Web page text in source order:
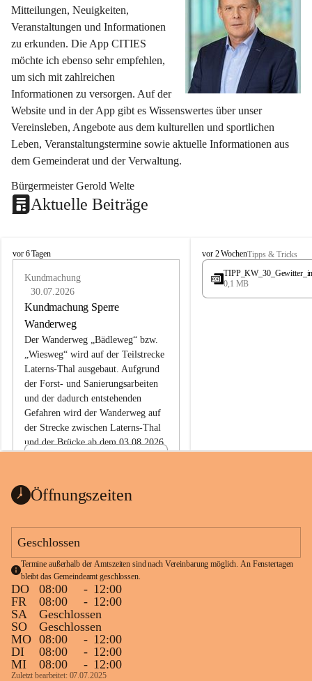
Mitteilungen, Neuigkeiten,
Veranstaltungen und Informationen
zu erkunden. Die App CITIES
möchte ich ebenso sehr empfehlen,
um sich mit zahlreichen
Informationen zu versorgen. Auf der
Website und in der App gibt es Wissenswertes über unser
Vereinsleben, Angebote aus dem kulturellen und sportlichen
Leben, Veranstaltungstermine sowie aktuelle Informationen aus
dem Gemeinderat und der Verwaltung.
Bürgermeister Gerold Welte
Aktuelle Beiträge
L
vor 6 Tagen
Kundmachung
30.07.2026
Kundmachung Sperre
Wanderweg
Der Wanderweg „Bädleweg“ bzw.
„Wiesweg“ wird auf der Teilstrecke
Laterns-Thal ausgebaut. Aufgrund
der Forst- und Sanierungsarbeiten
und der dadurch entstehenden
Gefahren wird der Wanderweg auf
der Strecke zwischen Laterns-Thal
und der Brücke ab dem 03.08.2026
ht
1 Seite•0,1 MB
L
a
e
vor 2 WochenTipps & Tricks
0,1 MB
Öffnungszeiten
Geschlossen
Termine außerhalb der Amtszeiten sind nach Vereinbarung möglich. An Fenstertagen
bleibt das Gemeindeamt geschlossen.
DO 08:00 - 12:00
FR
08:00 - 12:00
SA
Geschlossen
SO
Geschlossen
MO 08:00 - 12:00
DI
08:00 - 12:00
MI
08:00 - 12:00
Zuletzt bearbeitet: 07.07.2025